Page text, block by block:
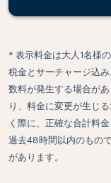
* 表示料金は大人1名様
税金とサーチャージ込
数料が発生する場合が
り、料金に変更が生じ
く際に、正確な合計料
過去48時間以内のもの
があります。